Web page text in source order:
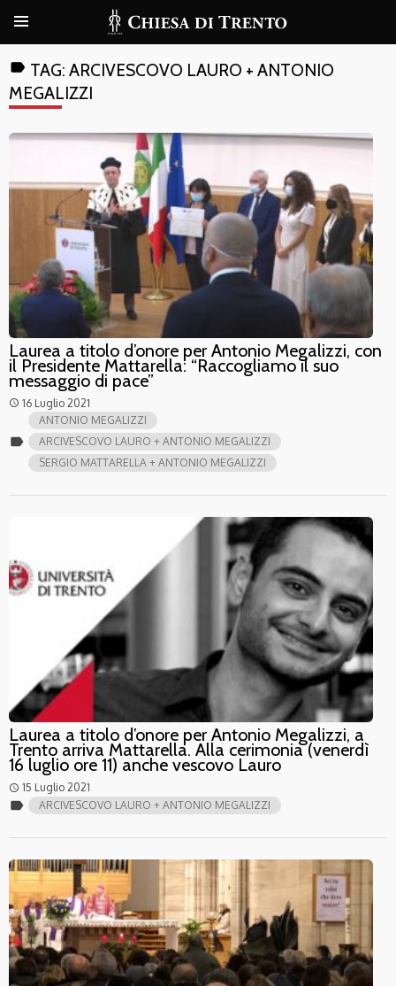
label TAG: ARCIVESCOVO LAURO + ANTONIO
MEGALIZZI
Laurea a titolo d’onore per Antonio Megalizzi, con
il Presidente Mattarella: “Raccogliamo il suo
messaggio di pace”
access_time 16 Luglio 2021
label
ANTONIO MEGALIZZI
ARCIVESCOVO LAURO + ANTONIO MEGALIZZI
SERGIO MATTARELLA + ANTONIO MEGALIZZI
Laurea a titolo d’onore per Antonio Megalizzi, a
Trento arriva Mattarella. Alla cerimonia (venerdì
16 luglio ore 11) anche vescovo Lauro
access_time 15 Luglio 2021
label ARCIVESCOVO LAURO + ANTONIO MEGALIZZI